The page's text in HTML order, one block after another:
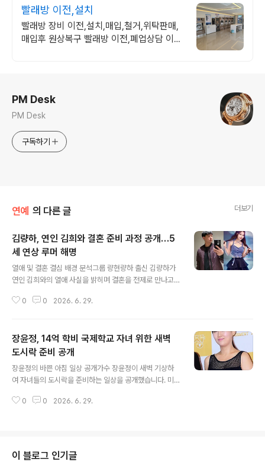
빨래방 이전,설치
빨래방 장비 이전,설치,매입,철거,위탁판매,
매입후 원상복구 빨래방 이전,폐업상담 이전
PM Desk
PM Desk
구독하기
연예 의 다른 글 더보기
김량하, 연인 김희와 결혼 준비 과정 공개…5
세 연상 루머 해명
열애 및 결혼 결심 배경 분석그룹 량현량하 출신 김량하가
연인 김희와의 열애 사실을 밝히며 결혼을 전제로 만나고
생각이 없었으나, 동갑 친구로서 부족한 부분을 채워주는
체적인 결혼 준비 과정 공개김량하는 결혼 시기를 구체적
으로 정하지는 않았지만, 어린 나이가 아니기에 맞춰갈 부
분을 맞춰가며 진행하고 있다고 밝혔습니다. 현재 함께 살
집을 알아보고 있으며, 결혼 관련 정부 지원 제도 등을 알아
보는 등 본격적인 결혼 준비 중임을 알렸습니다. 또한, 최근
공개된 프러포즈 영상에 대해서는 커플 유튜브 촬영을 위
0 0 2026. 6. 29.
장윤정, 14억 학비 국제학교 자녀 위한 새벽
도시락 준비 공개
장윤정의 바쁜 아침 일상 공개가수 장윤정이 새벽 기상하
여 자녀들의 도시락을 준비하는 일상을 공개했습니다. 미
돋보입니다. 또한, 자신만의 특별한 피부 관리 비법도 함께
내 학력이 인정되는 교육기관으로 알려져 있습니다. 두 자
녀의 학비로만 최소 14억 원이 소요되는 것으로 전해집니
0 0 2026. 6. 29.
이 블로그 인기글